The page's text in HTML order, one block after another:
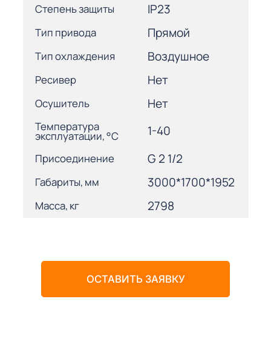
Степень защиты IP23
Тип привода Прямой
Тип охлаждения Воздушное
Ресивер Нет
Осушитель Нет
Температура
эксплуатации, °С 1-40
Присоединение G 2 1/2
Габариты, мм 3000*1700*1952
Масса, кг 2798
ОСТАВИТЬ ЗАЯВКУ